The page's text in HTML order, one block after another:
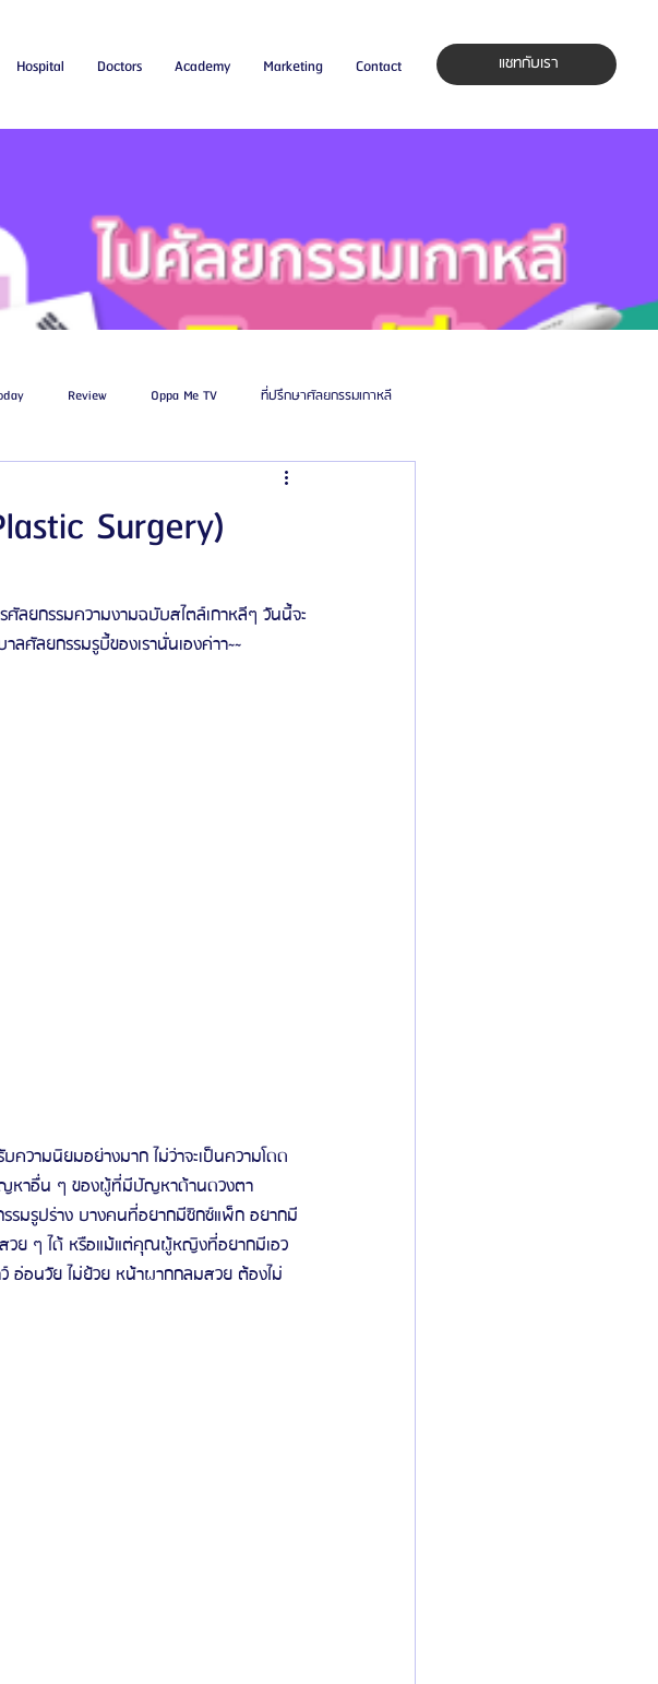
Hospital Doctors Academy Marketing Contact แชทกับเรา
Review Oppa Me TV ที่ปรึกษาศัลยกรรมเกาหลี
ศัลยแพทย์ ประเทศเกาหลี
บาลศัลยกรรมรูบี Certified Consultant
Surgery)
ศัลยกรรมรูบี้ของเรานั่นเองค่าา~~
ความนิยมอย่างมาก ไม่ว่าจะเป็นความโดด
ญหาอื่น ๆ ของผู้ที่มีปัญหาด้านดวงตา
รรมรูปร่าง บางคนที่อยากมีซิกซ์แพ็ก อยากมี
วย ๆ ได้ หรือแม้แต่คุณผู้หญิงที่อยากมีเอว
อ่อนวัย ไม่ย้วย หน้าผากกลมสวย ต้องไม่